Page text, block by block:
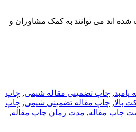
اند می توانند به کمک مشاوران و
پامبد, چاپ تضمینی مقاله شیمی, چاپ
بالا, چاپ مقاله تضمینی شیمی, چاپ
چاپ مقاله, مدت زمان چاپ مقاله,